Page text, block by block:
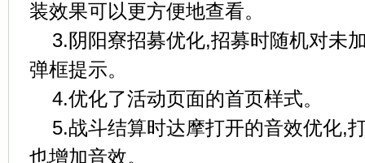
装效果可以更方便地查看。
3.阴阳寮招募优化,招募时随机对未
弹框提示。
4.优化了活动页面的首页样式。
5.战斗结算时达摩打开的音效优化,
也增加音效。